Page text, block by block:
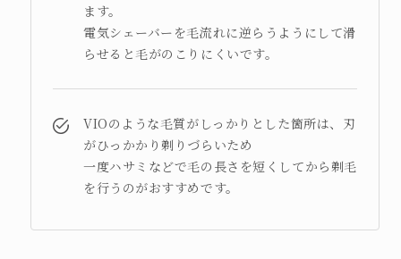
ます。
電気シェーバーを毛流れに逆らうようにして滑
らせると毛がのこりにくいです。
VIOのような毛質がしっかりとした箇所は、刃
がひっかかり剃りづらいため
一度ハサミなどで毛の長さを短くしてから剃毛
を行うのがおすすめです。